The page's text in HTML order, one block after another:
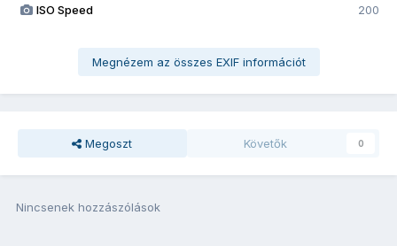
ISO Speed 200
Megnézem az összes EXIF információt
Megoszt Követők 0
Nincsenek hozzászólások